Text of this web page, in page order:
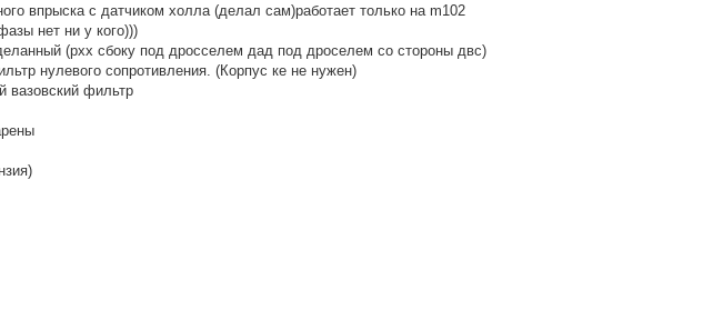
впрыска с датчиком холла (делал сам)работает только на m102
нет ни у кого)))
(рхх сбоку под дросселем дад под дроселем со стороны двс)
нулевого сопротивления. (Корпус ке не нужен)
вазовский фильтр